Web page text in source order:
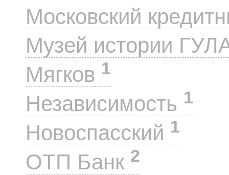
Московский
Музей истории
Мягков 1
Независимость 1
Новоспасский 1
ОТП Банк 2